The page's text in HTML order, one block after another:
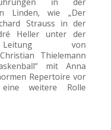
Linden, wie „Der
Strauss in der
Heller unter der
Leitung von
Thielemann
mit Anna
Repertoire vor
weitere Rolle